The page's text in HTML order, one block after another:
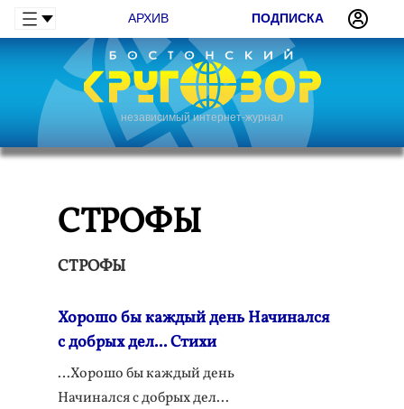
АРХИВ ПОДПИСКА
независимый интернет-журнал
СТРОФЫ
СТРОФЫ
Хорошо бы каждый день Начинался
с добрых дел... Стихи
…Хорошо бы каждый день
Начинался с добрых дел...